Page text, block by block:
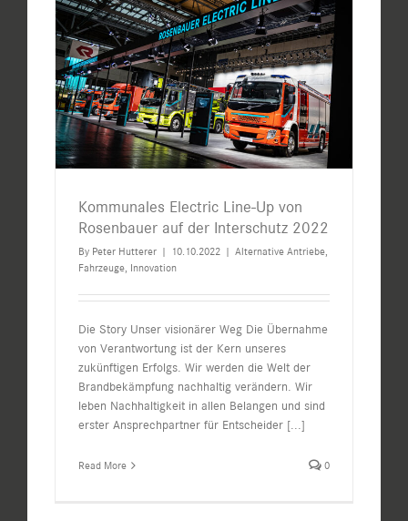
Kommunales Electric Line-Up von
Rosenbauer auf der Interschutz 2022
By Peter Hutterer | 10.10.2022 | Alternative Antriebe,
Fahrzeuge, Innovation
Die Story Unser visionärer Weg Die Übernahme
von Verantwortung ist der Kern unseres
zukünftigen Erfolgs. Wir werden die Welt der
Brandbekämpfung nachhaltig verändern. Wir
leben Nachhaltigkeit in allen Belangen und sind
erster Ansprechpartner für Entscheider [...]
Read More 0